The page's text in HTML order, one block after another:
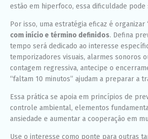
estão em hiperfoco, essa dificuldade pode
Por isso, uma estratégia eficaz é organizar
com início e término definidos. Defina
tempo será dedicado ao interesse
temporizadores visuais, alarmes sonoros
contagem regressiva, antecipe o
“faltam 10 minutos” ajudam a preparar a
Essa prática se apoia em princípios de
controle ambiental, elementos
ansiedade e aumentar a cooperação em
Use o interesse como ponte para outras